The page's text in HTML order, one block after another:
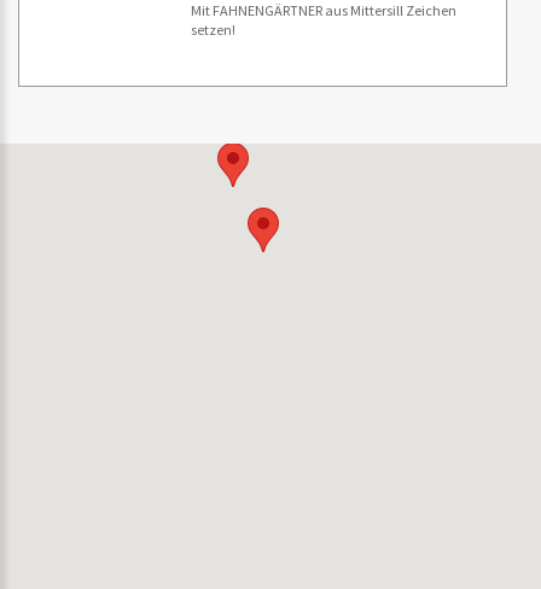
Mit FAHNENGÄRTNER aus Mittersill Zeichen
setzen!